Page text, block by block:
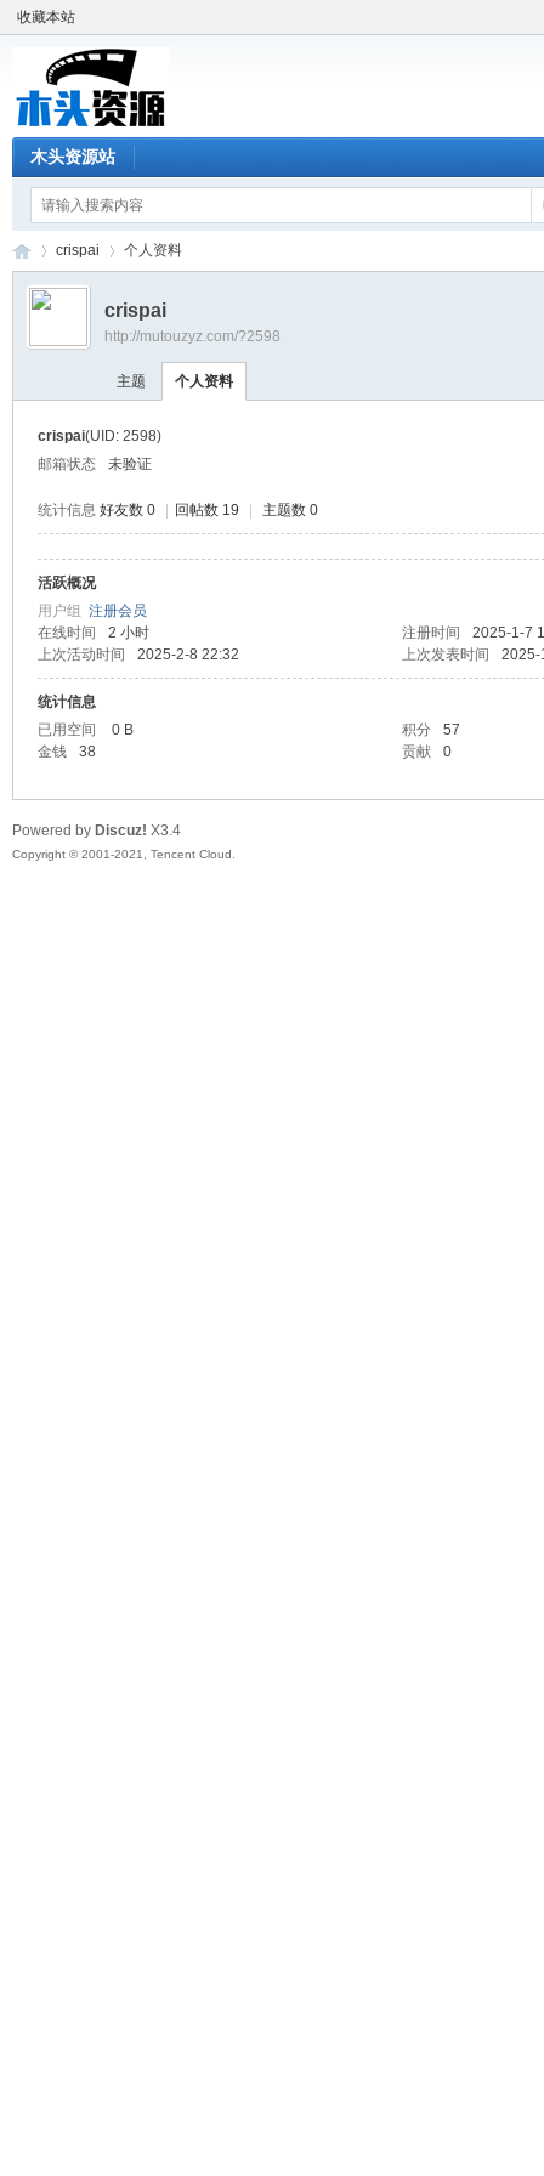
收藏本站
木头资源站
资
›
crispai 个人资料
crispai
http://mutouzyz.com/?2598
主题 个人资料
crispai(UID: 2598)
邮箱状态
未验证
统计信息 好友数 0 回帖数 19 主题数 0
活跃概况
用户组 注册会员
在线时间
2 小时 注册时间
2025-1-7
上次活动时间
2025-2-8 22:32 上次发表时间 2025-
统计信息
已用空间
0 B 积分
57
金钱
38 贡献 0
Powered by Discuz! X3.4
Copyright © 2001-2021, Tencent Cloud.